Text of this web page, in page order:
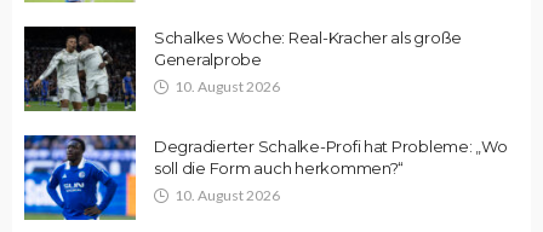
Schalkes Woche: Real-Kracher als große
Generalprobe
10. August 2026
Degradierter Schalke-Profi hat Probleme: „Wo
soll die Form auch herkommen?“
10. August 2026